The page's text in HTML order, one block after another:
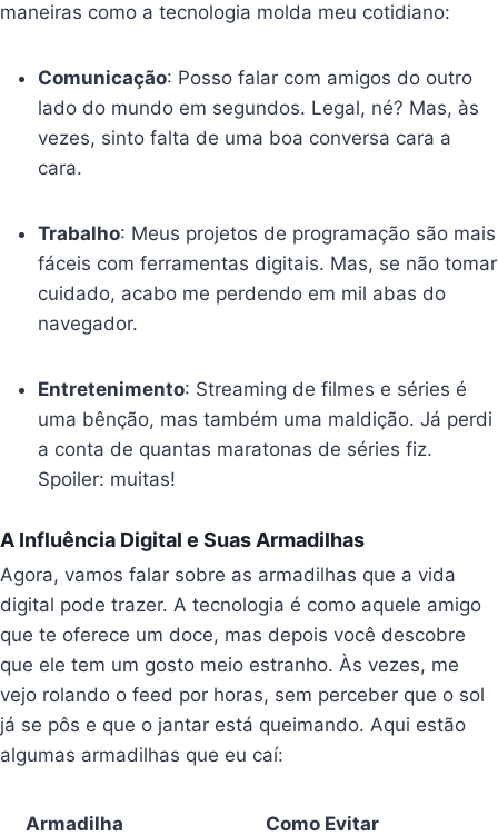
maneiras como a tecnologia molda meu cotidiano:
Comunicação: Posso falar com amigos do outro
lado do mundo em segundos. Legal, né? Mas, às
vezes, sinto falta de uma boa conversa cara a
cara.
Trabalho: Meus projetos de programação são mais
fáceis com ferramentas digitais. Mas, se não tomar
cuidado, acabo me perdendo em mil abas do
navegador.
Entretenimento: Streaming de filmes e séries é
uma bênção, mas também uma maldição. Já perdi
a conta de quantas maratonas de séries fiz.
Spoiler: muitas!
A Influência Digital e Suas Armadilhas
Agora, vamos falar sobre as armadilhas que a vida
digital pode trazer. A tecnologia é como aquele amigo
que te oferece um doce, mas depois você descobre
que ele tem um gosto meio estranho. Às vezes, me
vejo rolando o feed por horas, sem perceber que o sol
já se pôs e que o jantar está queimando. Aqui estão
algumas armadilhas que eu caí:
Armadilha
Como Evitar